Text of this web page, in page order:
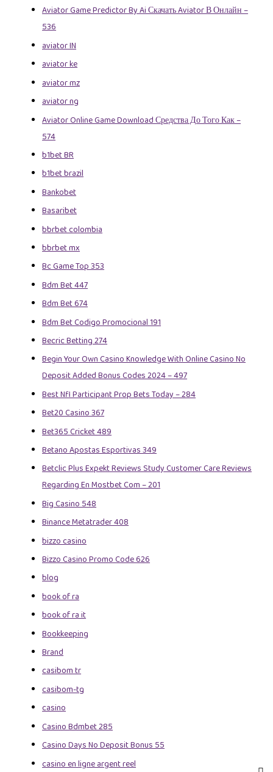
Aviator Game Predictor By Ai Скачать Aviator В Онлайн –
536
aviator IN
aviator ke
aviator mz
aviator ng
Aviator Online Game Download Средства До Того Как –
574
b1bet BR
b1bet brazil
Bankobet
Basaribet
bbrbet colombia
bbrbet mx
Bc Game Top 353
Bdm Bet 447
Bdm Bet 674
Bdm Bet Codigo Promocional 191
Becric Betting 274
Begin Your Own Casino Knowledge With Online Casino No
Deposit Added Bonus Codes 2024 – 497
Best Nfl Participant Prop Bets Today – 284
Bet20 Casino 367
Bet365 Cricket 489
Betano Apostas Esportivas 349
Betclic Plus Expekt Reviews Study Customer Care Reviews
Regarding En Mostbet Com – 201
Big Casino 548
Binance Metatrader 408
bizzo casino
Bizzo Casino Promo Code 626
blog
book of ra
book of ra it
Bookkeeping
Brand
casibom tr
casibom-tg
casino
Casino Bdmbet 285
Casino Days No Deposit Bonus 55
casino en ligne argent reel